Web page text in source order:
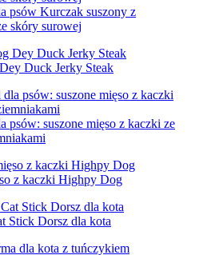
psów Kurczak suszony z
skóry surowej
Duck Jerky Steak
psów: suszone mięso z kaczki ze
z kaczki Highpy Dog
Stick Dorsz dla kota